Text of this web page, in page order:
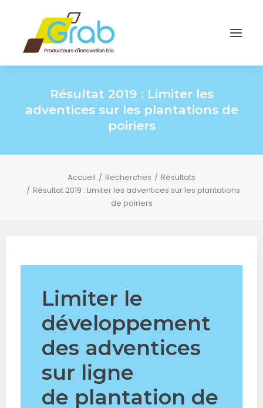
Résultat 2019 : Limiter les
adventices sur les plantations de
poiriers
Accueil Recherches
Résultats
Résultat 2019 : Limiter les adventices sur les plantations
de poiriers
Limiter le
développement
des adventices
sur ligne
de plantation de